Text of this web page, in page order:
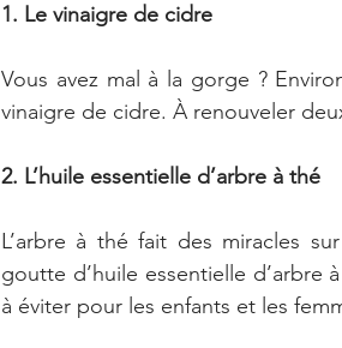
1. Le vinaigre de cidre
Vous avez mal à la gorge ?
vinaigre de cidre. À renouveler
2. L’huile essentielle d’arbre à thé
L’arbre à thé fait des miracles
goutte d’huile essentielle
à éviter pour les enfants et les